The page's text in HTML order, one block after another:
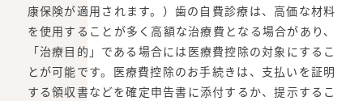
康保険が適用されます。）歯の自費診療は、高価な材料
を使用することが多く高額な治療費となる場合があり、
「治療目的」である場合には医療費控除の対象にするこ
とが可能です。医療費控除のお手続きは、支払いを証明
する領収書などを確定申告書に添付するか、提示するこ